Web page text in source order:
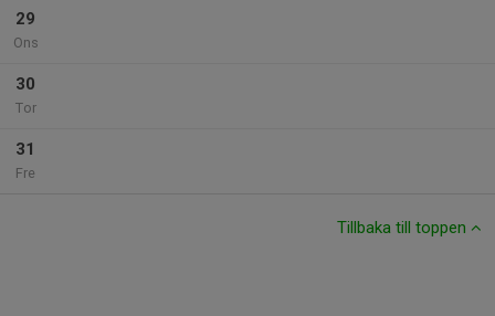
29
Ons
30
Tor
31
Fre
Tillbaka till toppen